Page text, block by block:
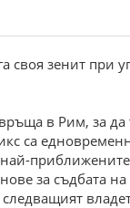
зенит
в Рим, за
са
за съдбата